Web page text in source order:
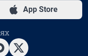
App Store